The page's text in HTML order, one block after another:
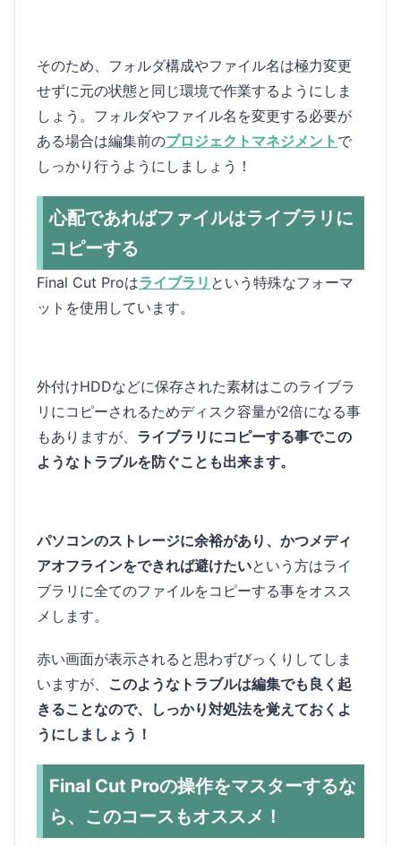
そのため、フォルダ構成やファイル名は極力変更
せずに元の状態と同じ環境で作業するようにしま
しょう。フォルダやファイル名を変更する必要が
ある場合は編集前のプロジェクトマネジメント で
しっかり行うようにしましょう！
心配であればファイルはライブラリに
コピーする
Final Cut Proはライブラリ という特殊なフォーマ
ットを使用しています。
外付けHDDなどに保存された素材はこのライブラ
リにコピーされるためディスク容量が2倍になる事
もありますが、 ライブラリにコピーする事でこの
ようなトラブルを防ぐことも出来ます。
パソコンのストレージに余裕があり、かつメディ
アオフラインをできれば避けたいという方はライ
ブラリに全てのファイルをコピーする事をオスス
メします。
赤い画面が表示されると思わずびっくりしてしま
いますが、 このようなトラブルは編集でも良く起
きることなので、しっかり対処法を覚えておくよ
うにしましょう！
Final Cut Proの操作をマスターするな
ら、このコースもオススメ！